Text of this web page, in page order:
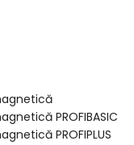
PROFIBASIC
PROFIPLUS